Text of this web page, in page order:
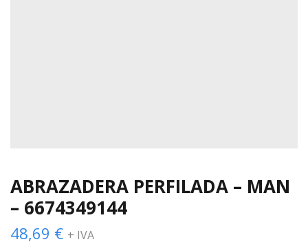
ABRAZADERA PERFILADA – MAN
– 6674349144
48,69 € + IVA